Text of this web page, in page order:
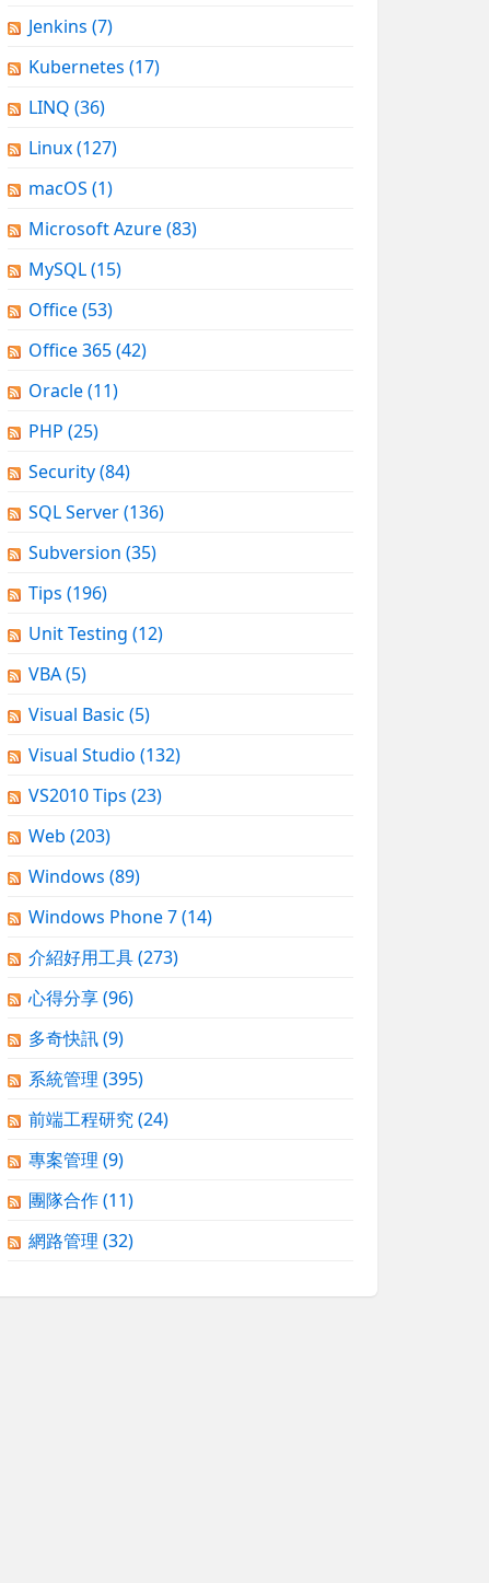
Jenkins (7)
Kubernetes (17)
LINQ (36)
Linux(127)
macOS (1)
Microsoft Azure(83)
MySQL(15)
Office(53)
Office 365(42)
Oracle(11)
PHP (25)
Security(84)
SQL Server(136)
Subversion (35)
Tips (196)
Unit Testing (12)
VBA(5)
Visual Basic (5)
Visual Studio (132)
VS2010 Tips (23)
Web (203)
Windows (89)
Windows Phone 7(14)
介紹好用工具(273)
心得分享(96)
多奇快訊(9)
系統管理 (395)
前端工程研究(24)
專案管理 (9)
團隊合作(11)
網路管理 (32)